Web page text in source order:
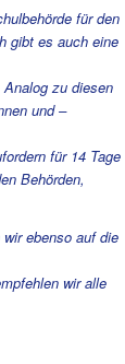
für den
gibt es auch eine
Analog zu diesen
und –
für 14 Tage
Behörden,
ebenso auf die
wir alle